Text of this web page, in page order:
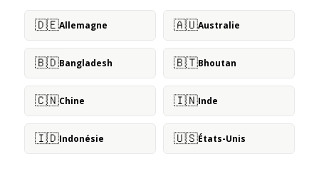
🇩🇪Allemagne 🇦🇺Australie
🇧🇩Bangladesh 🇧🇹Bhoutan
🇨🇳Chine 🇮🇳Inde
🇮🇩Indonésie 🇺🇸États-Unis